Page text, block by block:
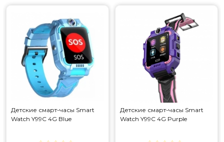
Детские смарт-часы Smart
Watch Y99C 4G Blue
Детские смарт-часы Smart
Watch Y99C 4G Purple